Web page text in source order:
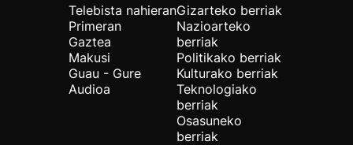
Telebista nahieran
Primeran
Gaztea
Makusi
Guau - Gure
Audioa
Gizarteko berriak
Nazioarteko
berriak
Politikako berriak
Kulturako berriak
Teknologiako
berriak
Osasuneko
berriak